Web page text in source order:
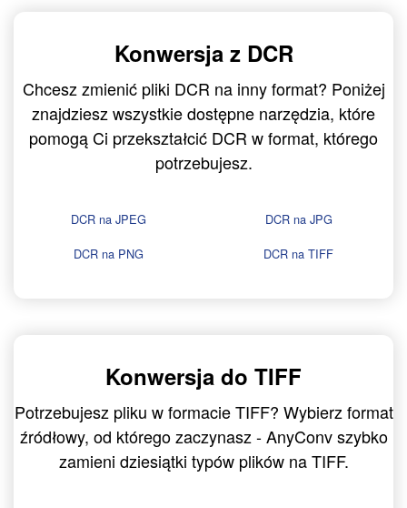
Konwersja z DCR
Chcesz zmienić pliki DCR na inny format? Poniżej
znajdziesz wszystkie dostępne narzędzia, które
pomogą Ci przekształcić DCR w format, którego
potrzebujesz.
DCR na JPEG
DCR na JPG
DCR na PNG
DCR na TIFF
Konwersja do TIFF
Potrzebujesz pliku w formacie TIFF? Wybierz format
źródłowy, od którego zaczynasz - AnyConv szybko
zamieni dziesiątki typów plików na TIFF.